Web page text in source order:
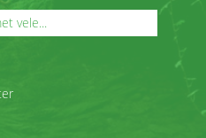
vele...